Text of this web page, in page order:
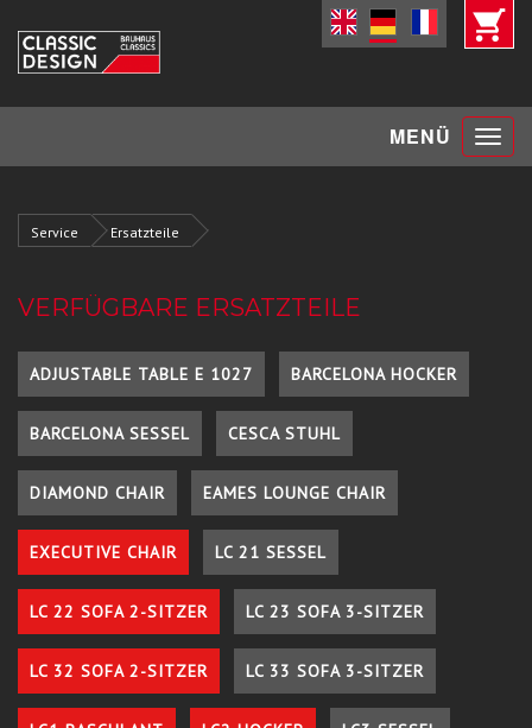
MENÜ Toggle
Service Ersatzteile
VERFÜGBARE ERSATZTEILE
ADJUSTABLE TABLE E 1027 BARCELONA HOCKER
BARCELONA SESSEL CESCA STUHL
DIAMOND CHAIR EAMES LOUNGE CHAIR
EXECUTIVE CHAIR LC 21 SESSEL
LC 22 SOFA 2-SITZER LC 23 SOFA 3-SITZER
LC 32 SOFA 2-SITZER LC 33 SOFA 3-SITZER